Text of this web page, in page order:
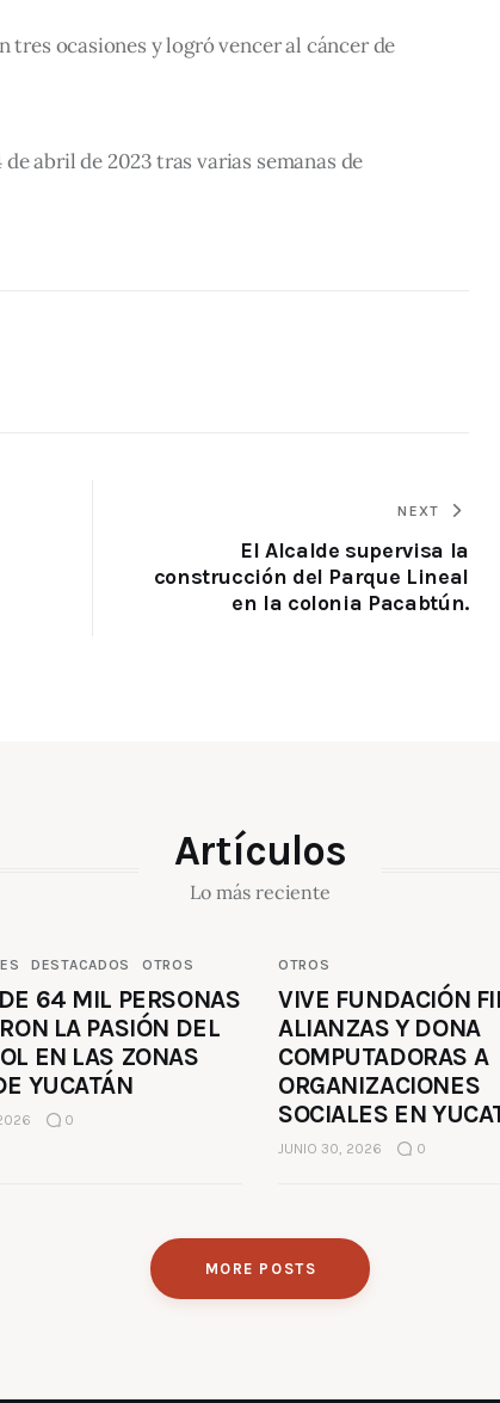
ocasiones y logró vencer al cáncer de
abril de 2023 tras varias semanas de
NEXT
El Alcalde supervisa la
construcción del Parque Lineal
en la colonia Pacabtún.
Artículos
Lo más reciente
DESTACADOS OTROS
64 MIL PERSONAS
LA PASIÓN DEL
EN LAS ZONAS
YUCATÁN
0
OTROS
VIVE FUNDACIÓN
ALIANZAS Y DONA
COMPUTADORAS A
ORGANIZACIONES
SOCIALES EN
JUNIO 30, 2026 0
MORE POSTS